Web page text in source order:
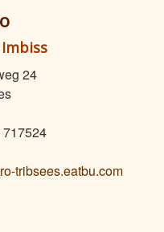
24
717524
tribsees.eatbu.com